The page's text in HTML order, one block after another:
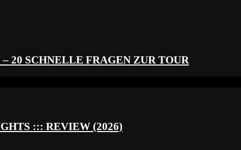
20 SCHNELLE FRAGEN ZUR TOUR
::: REVIEW (2026)